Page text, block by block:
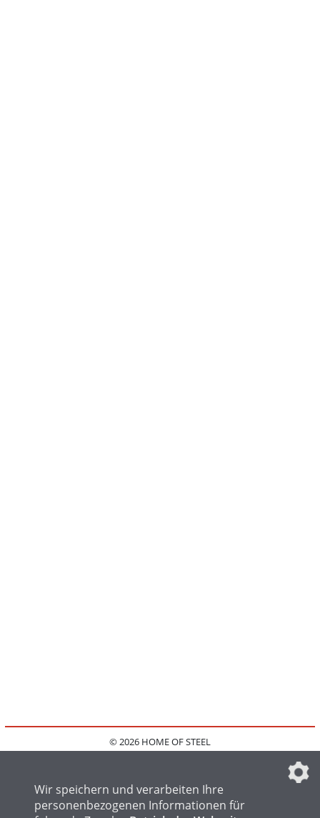
© 2026 HOME OF STEEL
IMPRESSUM
FAQ
DATENSCHUTZEINSTELLUNGEN
Wir speichern und verarbeiten Ihre
personenbezogenen Informationen für